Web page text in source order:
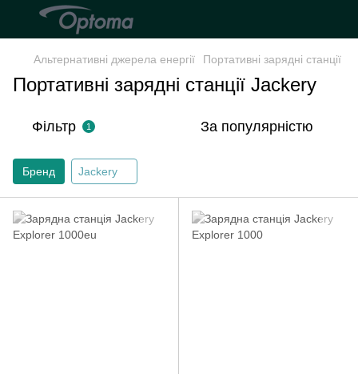
Альтернативні джерела енергії Портативні зарядні станції
Портативні зарядні станції Jackery
Фільтр 1 За популярністю
Бренд Jackery